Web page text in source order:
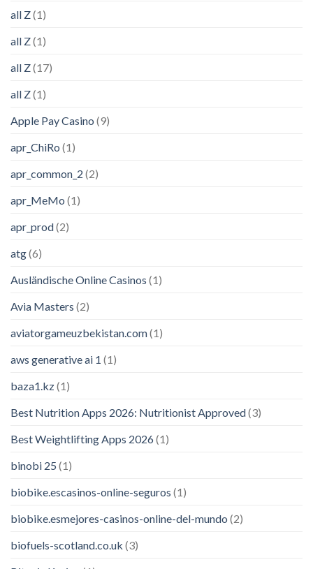
all Z(1)
all Z(1)
all Z(17)
all Z(1)
Apple Pay Casino (9)
apr_ChiRo (1)
apr_common_2 (2)
apr_MeMo (1)
apr_prod(2)
atg(6)
Ausländische Online Casinos (1)
Avia Masters (2)
aviatorgameuzbekistan.com(1)
aws generative ai 1 (1)
baza1.kz(1)
Best Nutrition Apps 2026: Nutritionist Approved(3)
Best Weightlifting Apps 2026(1)
binobi 25 (1)
biobike.escasinos-online-seguros (1)
biobike.esmejores-casinos-online-del-mundo (2)
biofuels-scotland.co.uk (3)